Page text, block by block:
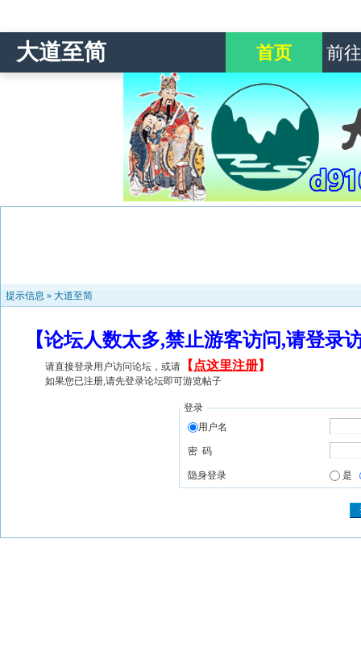
大道至简 首页 前
提示信息 » 大道至简
【论坛人数太多,禁止游客访问,请登
请直接登录用户访问论坛，或请 【 点这里注册】
如果您已注册,请先登录论坛即可游览帖子
登录
用户名
密 码
隐身登录 是